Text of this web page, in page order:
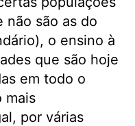
não são as do
o ensino à
que são hoje
em todo o
mais
por várias